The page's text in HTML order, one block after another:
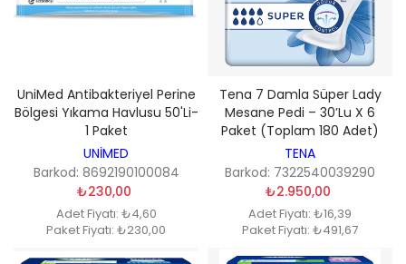
UniMed Antibakteriyel Perine
Bölgesi Yıkama Havlusu 50'li-
1 Paket
UNİMED
Barkod: 8692190100084
₺230,00
Adet Fiyatı: ₺4,60
Paket Fiyatı: ₺230,00
Tena 7 Damla Süper Lady
Mesane Pedi – 30’lu X 6
Paket (Toplam 180 Adet)
TENA
Barkod: 7322540039290
₺2.950,00
Adet Fiyatı: ₺16,39
Paket Fiyatı: ₺491,67